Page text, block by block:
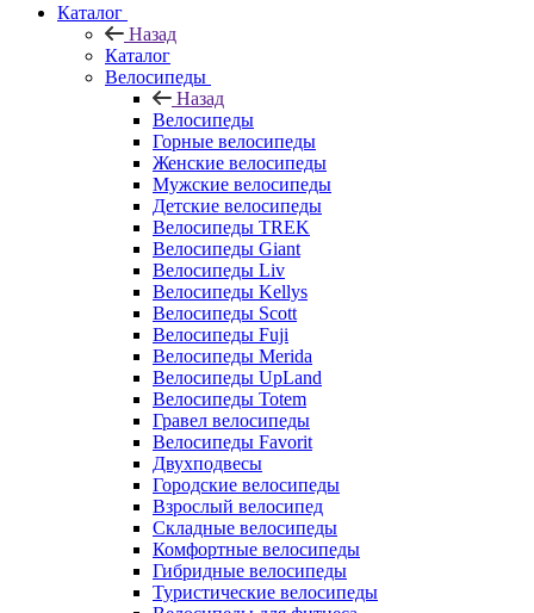
Каталог
Назад
Каталог
Велосипеды
Назад
Велосипеды
Горные велосипеды
Женские велосипеды
Мужские велосипеды
Детские велосипеды
Велосипеды TREK
Велосипеды Giant
Велосипеды Liv
Велосипеды Kellys
Велосипеды Scott
Велосипеды Fuji
Велосипеды Merida
Велосипеды UpLand
Велосипеды Totem
Гравел велосипеды
Велосипеды Favorit
Двухподвесы
Городские велосипеды
Взрослый велосипед
Складные велосипеды
Комфортные велосипеды
Гибридные велосипеды
Туристические велосипеды